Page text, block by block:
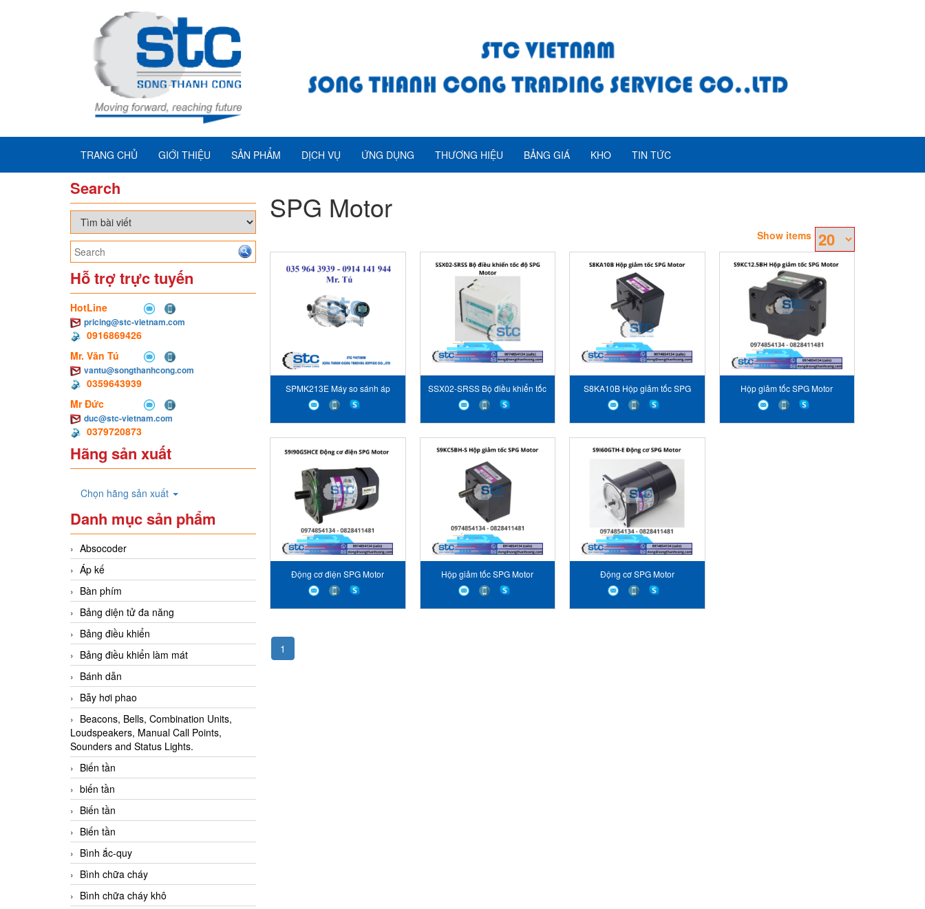
TRANG CHỦ GIỚI THIỆU SẢN PHẨM DỊCH VỤ ỨNG DỤNG THƯƠNG HIỆU BẢNG GIÁ KHO TIN TỨC
Search
Hỗ trợ trực tuyến
HotLine
pricing@stc-vietnam.com
0916869426
Mr. Văn Tú
vantu@songthanhcong.com
0359643939
Mr Đức
duc@stc-vietnam.com
0379720873
Hãng sản xuất
Chọn hãng sản xuất
Danh mục sản phẩm
Absocoder
Áp kế
Bàn phím
Bảng diện tử đa năng
Bảng điều khiển
Bảng điều khiển làm mát
Bánh dẫn
Bẫy hơi phao
Beacons, Bells, Combination Units,
Loudspeakers, Manual Call Points,
Sounders and Status Lights.
Biến tần
biến tần
Biến tần
Biến tần
Bình ắc-quy
Bình chữa cháy
Bình chữa cháy khô
SPG Motor
Show items
SPMK213E Máy so sánh áp
suất cao
SSX02-SRSS Bộ điều khiển tốc
độ SPG Motor
S8KA10B Hộp giảm tốc SPG
Motor
Hộp giảm tốc SPG Motor
Động cơ điện SPG Motor Hộp giảm tốc SPG Motor Động cơ SPG Motor
1